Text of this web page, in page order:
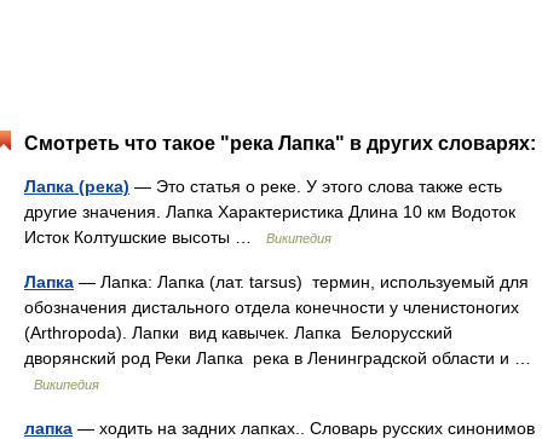
Смотреть что такое "река Лапка" в других словарях:
Лапка (река) — Это статья о реке. У этого слова также есть
другие значения. Лапка Характеристика Длина 10 км Водоток
Исток Колтушские высоты …
Википедия
Лапка — Лапка: Лапка (лат. tarsus) термин, используемый для
обозначения дистального отдела конечности у членистоногих
(Arthropoda). Лапки вид кавычек. Лапка Белорусский
дворянский род Реки Лапка река в Ленинградской области и …
Википедия
лапка — ходить на задних лапках.. Словарь русских синонимов